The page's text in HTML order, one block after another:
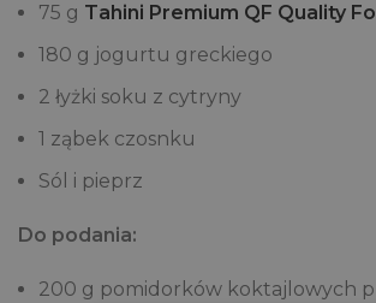
75 g Tahini Premium QF Quality
180 g jogurtu greckiego
2 łyżki soku z cytryny
1 ząbek czosnku
Sól i pieprz
Do podania:
200 g pomidorków koktajlowych